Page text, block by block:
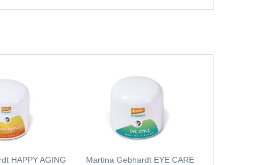
HAPPY AGING
Martina Gebhardt EYE CARE